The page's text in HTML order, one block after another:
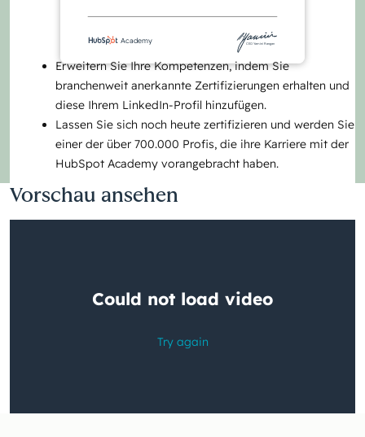
CEO Yamini Rangan
Academy
Erweitern Sie Ihre Kompetenzen, indem Sie
branchenweit anerkannte Zertifizierungen erhalten und
diese Ihrem LinkedIn-Profil hinzufügen.
Lassen Sie sich noch heute zertifizieren und werden Sie
einer der über 700.000 Profis, die ihre Karriere mit der
HubSpot Academy vorangebracht haben.
Vorschau ansehen